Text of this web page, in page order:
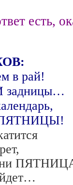
есть,
в рай!
задницы…
ПЯТНИЦЫ!